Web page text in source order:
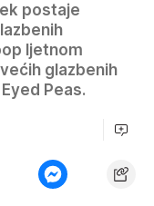
postaje
ljetnom
glazbenih
Peas.